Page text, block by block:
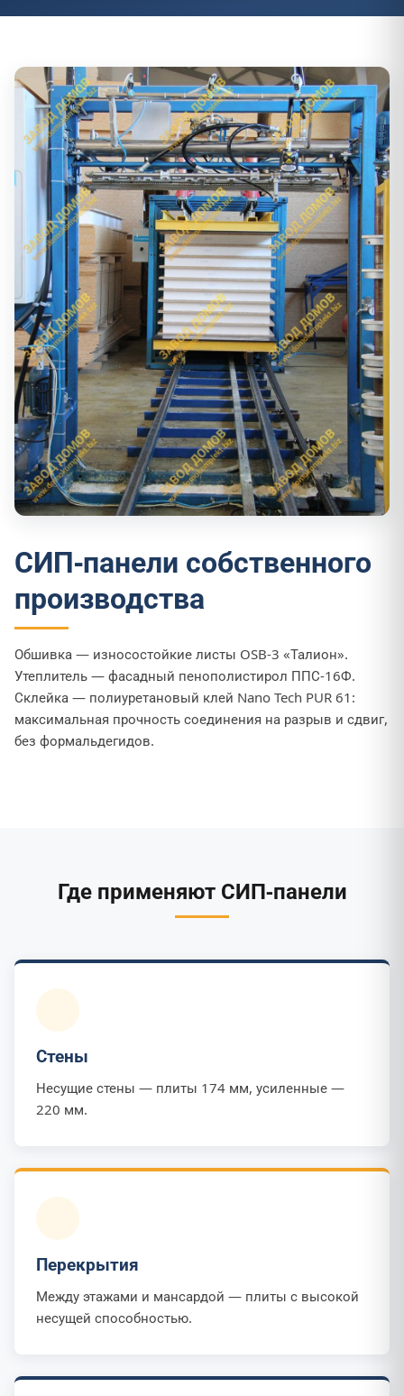
СИП-панели собственного
производства
Обшивка — износостойкие листы OSB-3 «Талион».
Утеплитель — фасадный пенополистирол ППС-16Ф.
Склейка — полиуретановый клей Nano Tech PUR 61:
максимальная прочность соединения на разрыв и сдвиг,
без формальдегидов.
Где применяют СИП-панели
Стены
Несущие стены — плиты 174 мм, усиленные —
220 мм.
Перекрытия
Между этажами и мансардой — плиты с высокой
несущей способностью.